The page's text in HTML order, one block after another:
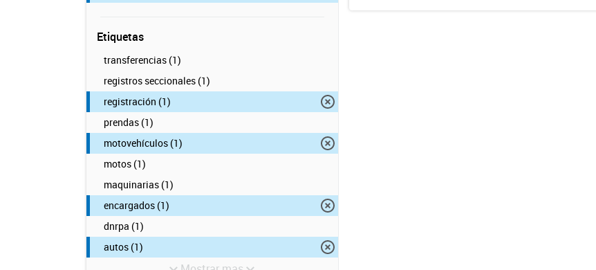
Etiquetas
transferencias (1)
registros seccionales (1)
registración (1)
prendas (1)
motovehículos (1)
motos (1)
maquinarias (1)
encargados (1)
dnrpa (1)
autos (1)